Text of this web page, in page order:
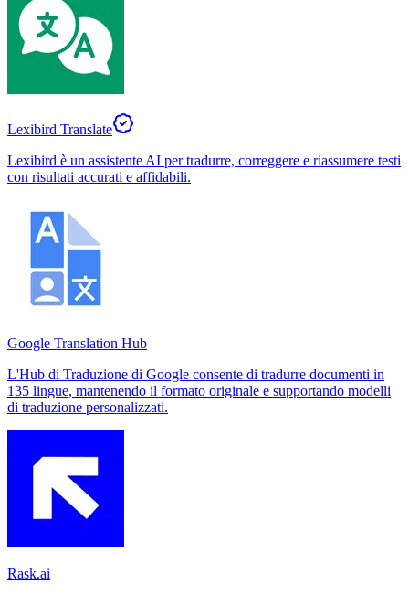
Lexibird Translate
Lexibird è un assistente AI per tradurre, correggere e riassumere testi
con risultati accurati e affidabili.
Google Translation Hub
L'Hub di Traduzione di Google consente di tradurre documenti in
135 lingue, mantenendo il formato originale e supportando modelli
di traduzione personalizzati.
Rask.ai